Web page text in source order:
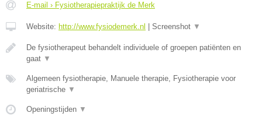
E-mail › Fysiotherapiepraktijk de Merk
Website: http://www.fysiodemerk.nl Screenshot ▼
De fysiotherapeut behandelt individuele of groepen patiënten en
gaat ▼
Algemeen fysiotherapie, Manuele therapie, Fysiotherapie voor
geriatrische ▼
Openingstijden ▼